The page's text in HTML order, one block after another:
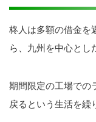
柊人は多額の借金を
ら、九州を中心とし
期間限定の工場での
戻るという生活を繰